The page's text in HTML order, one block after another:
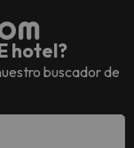
hotel?
buscador de